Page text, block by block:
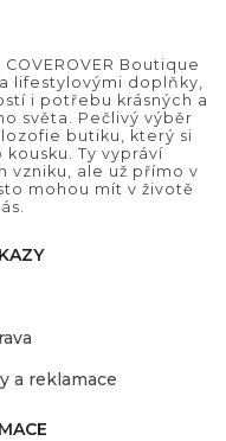
Boutique
lifestylovými doplňky,
i potřebu krásných a
světa. Pečlivý výběr
butiku, který si
Ty vypráví
vzniku, ale už přímo v
mohou mít v životě
a reklamace